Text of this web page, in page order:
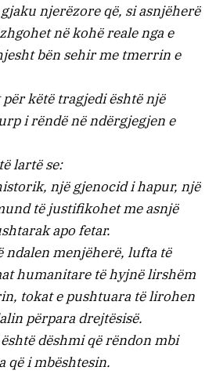
njerëzore që, si asnjëherë
në kohë reale nga e
bën sehir me tmerrin e
për këtë tragjedi është një
i rëndë në ndërgjegjen e
lartë se:
një gjenocid i hapur, një
të justifikohet me asnjë
apo fetar.
menjëherë, lufta të
humanitare të hyjnë lirshëm
tokat e pushtuara të lirohen
përpara drejtësisë.
dëshmi që rëndon mbi
që i mbështesin.